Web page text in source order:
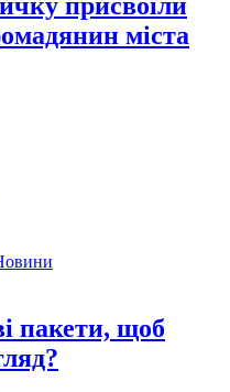
міста
пакети, щоб